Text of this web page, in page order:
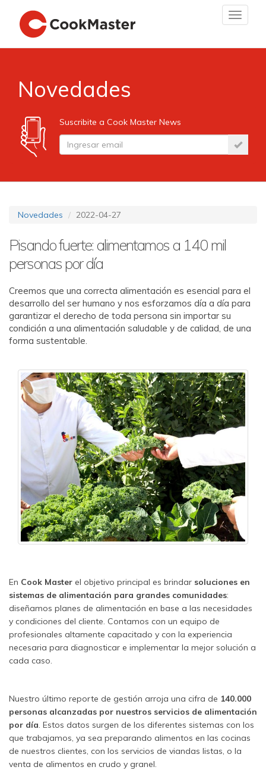
Toggle
Novedades
Suscribite a Cook Master News
Novedades 2022-04-27
Pisando fuerte: alimentamos a 140 mil
personas por día
Creemos que una correcta alimentación es esencial para el
desarrollo del ser humano y nos esforzamos día a día para
garantizar el derecho de toda persona sin importar su
condición a una alimentación saludable y de calidad, de una
forma sustentable.
En Cook Master el objetivo principal es brindar soluciones en
sistemas de alimentación para grandes comunidades:
diseñamos planes de alimentación en base a las necesidades
y condiciones del cliente. Contamos con un equipo de
profesionales altamente capacitado y con la experiencia
necesaria para diagnosticar e implementar la mejor solución a
cada caso.
Nuestro último reporte de gestión arroja una cifra de 140.000
personas alcanzadas por nuestros servicios de alimentación
por día . Estos datos surgen de los diferentes sistemas con los
que trabajamos, ya sea preparando alimentos en las cocinas
de nuestros clientes, con los servicios de viandas listas, o la
venta de alimentos en crudo y granel.